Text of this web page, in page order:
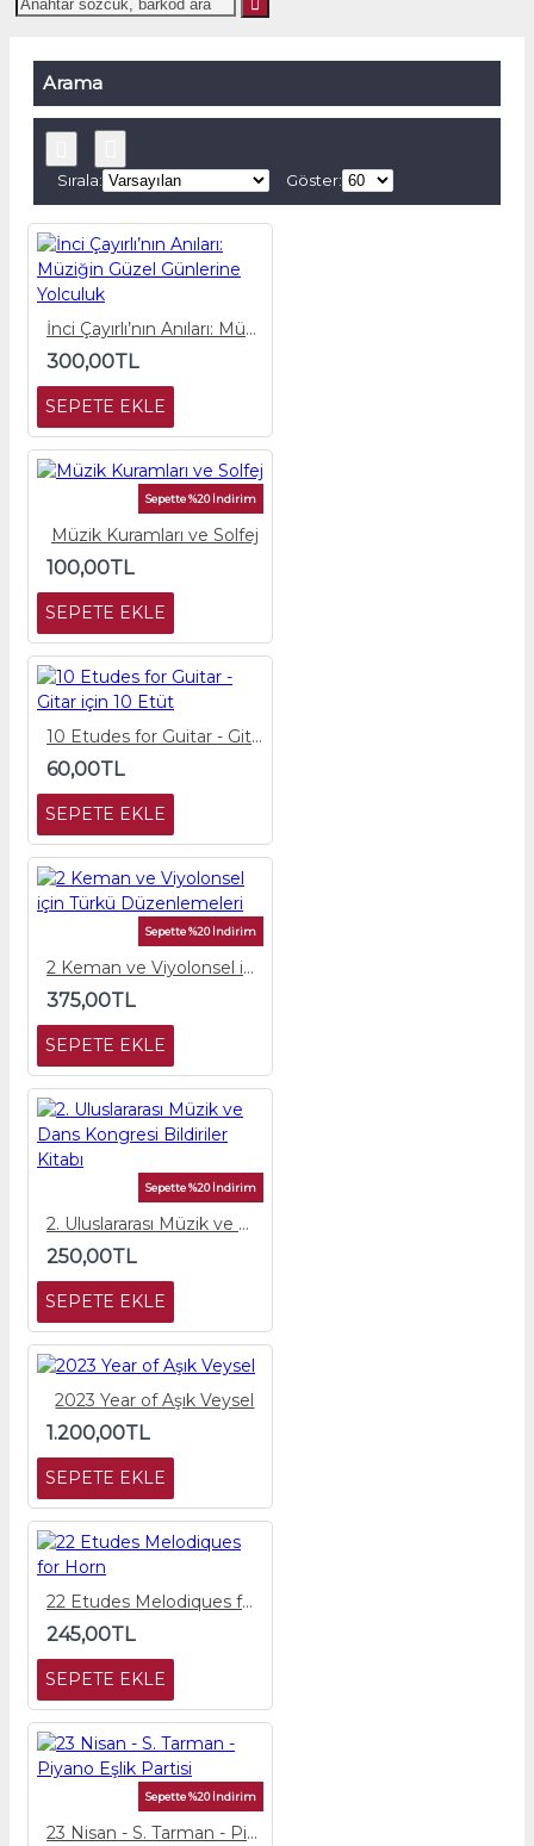
Arama
Sırala: Göster:
İnci Çayırlı’nın Anıları: Müziğin Güzel Günlerine Yolculuk
300,00TL
SEPETE EKLE
Sepette %20 İndirim
Müzik Kuramları ve Solfej
100,00TL
SEPETE EKLE
10 Etudes for Guitar - Gitar için 10 Etüt
60,00TL
SEPETE EKLE
Sepette %20 İndirim
2 Keman ve Viyolonsel için Türkü Düzenlemeleri
375,00TL
SEPETE EKLE
Sepette %20 İndirim
2. Uluslararası Müzik ve Dans Kongresi Bildiriler Kitabı
250,00TL
SEPETE EKLE
2023 Year of Aşık Veysel
1.200,00TL
SEPETE EKLE
22 Etudes Melodiques for Horn
245,00TL
SEPETE EKLE
Sepette %20 İndirim
23 Nisan - S. Tarman - Piyano Eşlik Partisi